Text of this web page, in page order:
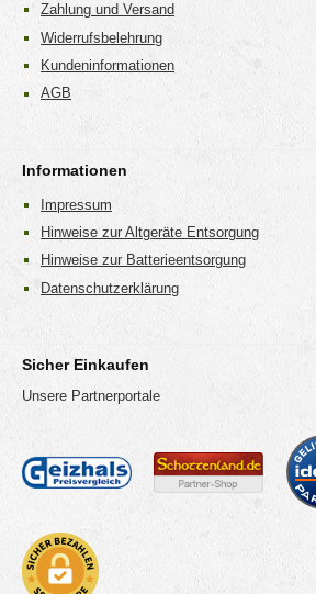
Zahlung und Versand
Widerrufsbelehrung
Kundeninformationen
AGB
Informationen
Impressum
Hinweise zur Altgeräte Entsorgung
Hinweise zur Batterieentsorgung
Datenschutzerklärung
Sicher Einkaufen
Unsere Partnerportale